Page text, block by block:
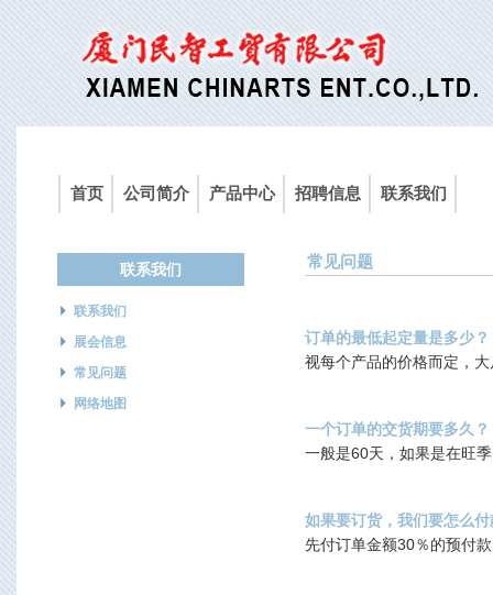
首页 公司简介 产品中心 招聘信息 联系我们
联系我们
联系我们
展会信息
常见问题
网络地图
常见问题
订单的最低起定量是多少？
视每个产品的价格而定，
一个订单的交货期要多久？
一般是60天，如果是在旺
如果要订货，我们要怎么付
先付订单金额30％的预付